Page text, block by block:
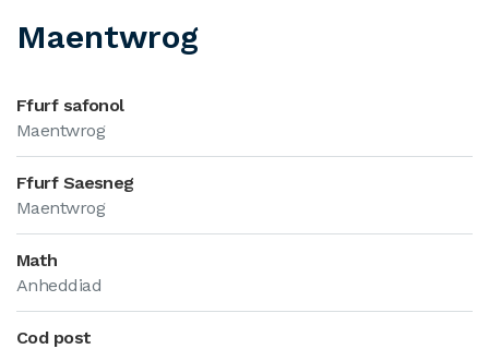
Maentwrog
Ffurf safonol
Maentwrog
Ffurf Saesneg
Maentwrog
Math
Anheddiad
Cod post